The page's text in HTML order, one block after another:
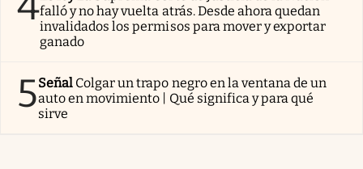
falló y no hay vuelta atrás. Desde ahora quedan
invalidados los permisos para mover y exportar
ganado
5Señal Colgar un trapo negro en la ventana de un
auto en movimiento | Qué significa y para qué
sirve